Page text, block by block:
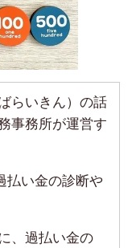
らいきん）の話
事務所が運営す
払い金の診断や
、過払い金の